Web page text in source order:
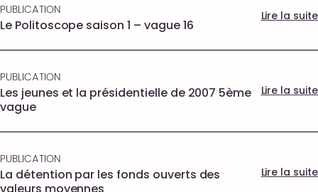
PUBLICATION
Le Politoscope saison 1 – vague 16
Lire la suite
PUBLICATION
Les jeunes et la présidentielle de 2007 5ème
vague
Lire la suite
PUBLICATION
La détention par les fonds ouverts des
valeurs moyennes
Lire la suite